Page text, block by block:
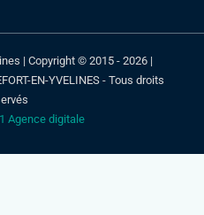
| Copyright © 2015 - 2026 |
EN-YVELINES - Tous droits
Agence digitale